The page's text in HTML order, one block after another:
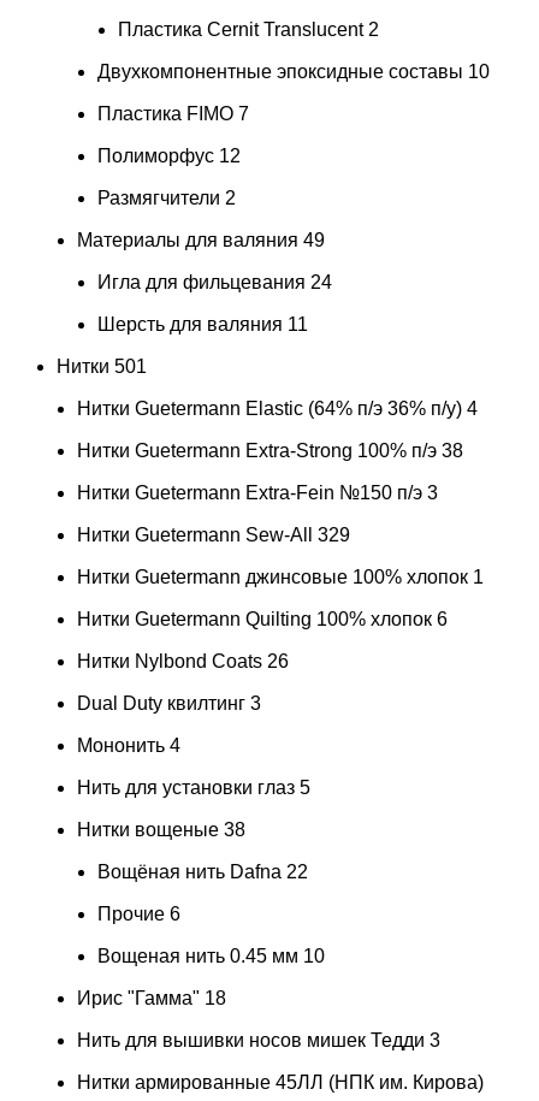
Пластика Cernit Translucent 2
Двухкомпонентные эпоксидные составы 10
Пластика FIMO 7
Полиморфус 12
Размягчители 2
Материалы для валяния 49
Игла для фильцевания 24
Шерсть для валяния 11
Нитки 501
Нитки Guetermann Elastic (64% п/э 36% п/у) 4
Нитки Guetermann Extra-Strong 100% п/э 38
Нитки Guetermann Extra-Fein №150 п/э 3
Нитки Guetermann Sew-All 329
Нитки Guetermann джинсовые 100% хлопок 1
Нитки Guetermann Quilting 100% хлопок 6
Нитки Nylbond Coats 26
Dual Duty квилтинг 3
Мононить 4
Нить для установки глаз 5
Нитки вощеные 38
Вощёная нить Dafna 22
Прочие 6
Вощеная нить 0.45 мм 10
Ирис "Гамма" 18
Нить для вышивки носов мишек Тедди 3
Нитки армированные 45ЛЛ (НПК им. Кирова)